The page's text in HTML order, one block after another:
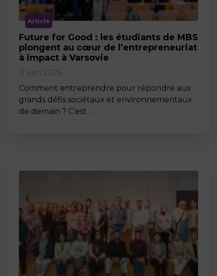
Article
Future for Good : les étudiants de MBS
plongent au cœur de l’entrepreneuriat
à impact à Varsovie
11 juin 2026
Comment entreprendre pour répondre aux
grands défis sociétaux et environnementaux
de demain ? C’est …